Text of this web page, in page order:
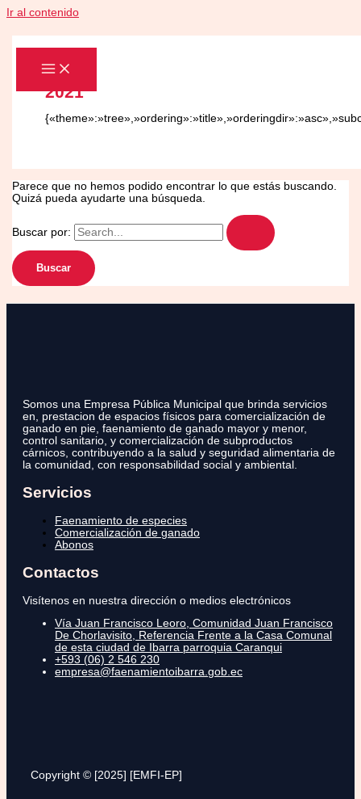
Ir al contenido
2021
Parece que no hemos podido encontrar lo que estás buscando.
Quizá pueda ayudarte una búsqueda.
Buscar por:
Somos una Empresa Pública Municipal que brinda servicios
en, prestacion de espacios físicos para comercialización de
ganado en pie, faenamiento de ganado mayor y menor,
control sanitario, y comercialización de subproductos
cárnicos, contribuyendo a la salud y seguridad alimentaria de
la comunidad, con responsabilidad social y ambiental.
Servicios
Faenamiento de especies
Comercialización de ganado
Abonos
Contactos
Visítenos en nuestra dirección o medios electrónicos
Vía Juan Francisco Leoro, Comunidad Juan Francisco
De Chorlavisito, Referencia Frente a la Casa Comunal
de esta ciudad de Ibarra parroquia Caranqui
+593 (06) 2 546 230
empresa@faenamientoibarra.gob.ec
Copyright © [2025] [EMFI-EP]